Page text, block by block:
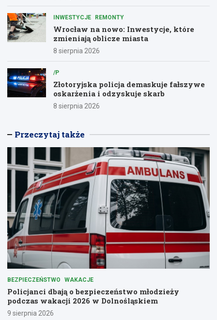
INWESTYCJE REMONTY
Wrocław na nowo: Inwestycje, które
zmieniają oblicze miasta
8 sierpnia 2026
/P
Złotoryjska policja demaskuje fałszywe
oskarżenia i odzyskuje skarb
8 sierpnia 2026
Przeczytaj także
BEZPIECZEŃSTWO WAKACJE
Policjanci dbają o bezpieczeństwo młodzieży
podczas wakacji 2026 w Dolnośląskiem
9 sierpnia 2026